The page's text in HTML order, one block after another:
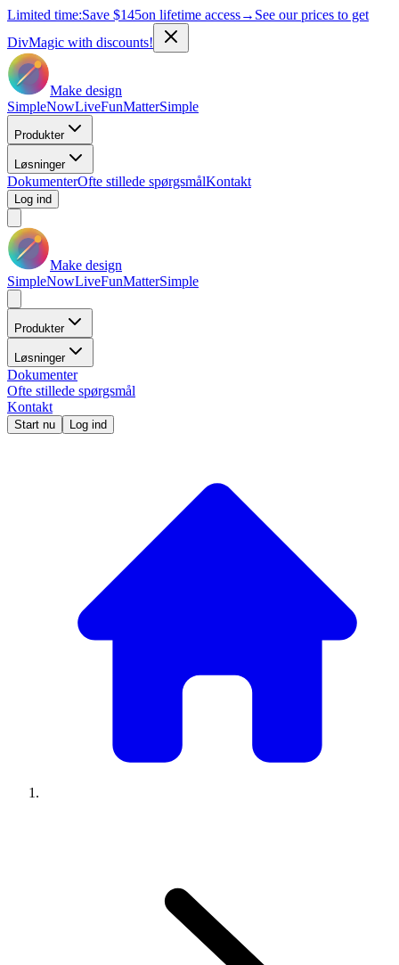
Limited time:Save $145on lifetime access→ See our prices to get
DivMagic with discounts!
Make design
SimpleNowLiveFunMatterSimple
Produkter
Løsninger
DokumenterOfte stillede spørgsmålKontakt
Log ind
Make design
SimpleNowLiveFunMatterSimple
Produkter
Løsninger
Dokumenter
Ofte stillede spørgsmål
Kontakt
Start nu Log ind